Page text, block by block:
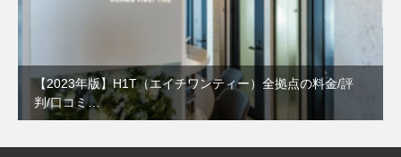
【2023年版】H1T（エイチワンティー）全拠点の料金/評
判/口コミ…